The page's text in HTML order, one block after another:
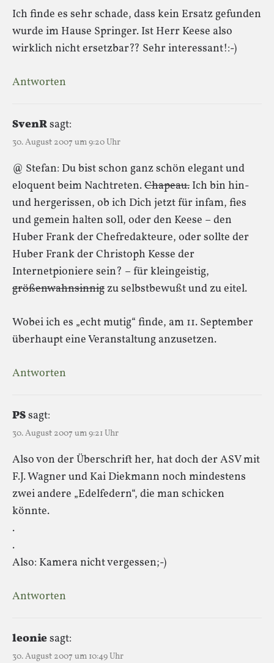
Ich finde es sehr schade, dass kein Ersatz gefunden
wurde im Hause Springer. Ist Herr Keese also
wirklich nicht ersetzbar?? Sehr interessant!:-)
Antworten
SvenRsagt:
30. August 2007 um 9:20 Uhr
@ Stefan: Du bist schon ganz schön elegant und
eloquent beim Nachtreten.Chapeau. Ich bin hin-
und hergerissen, ob ich Dich jetzt für infam, fies
und gemein halten soll, oder den Keese – den
Huber Frank der Chefredakteure, oder sollte der
Huber Frank der Christoph Kesse der
Internetpioniere sein? – für kleingeistig,
größenwahnsinnig zu selbstbewußt und zu eitel.
Wobei ich es „echt mutig“ finde, am 11. September
überhaupt eine Veranstaltung anzusetzen.
Antworten
PSsagt:
30. August 2007 um 9:21 Uhr
Also von der Überschrift her, hat doch der ASV mit
F.J. Wagner und Kai Diekmann noch mindestens
zwei andere „Edelfedern“, die man schicken
könnte.
.
.
Also: Kamera nicht vergessen;-)
Antworten
leoniesagt:
30. August 2007 um 10:49 Uhr